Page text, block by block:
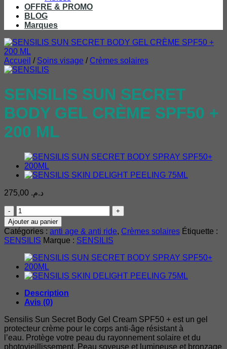
OFFRE & PROMO
BLOG
Marques
Accueil / Soins visage / Crèmes solaires
SENSILIS SUN SECRET
BODY GEL CRÈME SPF50 +
200 ML
د.م.
quantité
de
SENSILIS
SUN
SECRET
BODY
GEL
CRÈME
SPF50
+
200
Ajouter au panier
Catégories : anti age & anti ride, Crèmes solaires Étiquette :
SENSILIS Marque : SENSILIS
Description
Avis (0)
Sensilis Sun Secret Body Gel Cream SPF50 + est un gel
protecteur crème pour le corps anti-âge résistant à
l’eau. Protège votre peau du rayonnement solaire et du
photovieillissement. Peau soyeuse et lumineuse et bronzage